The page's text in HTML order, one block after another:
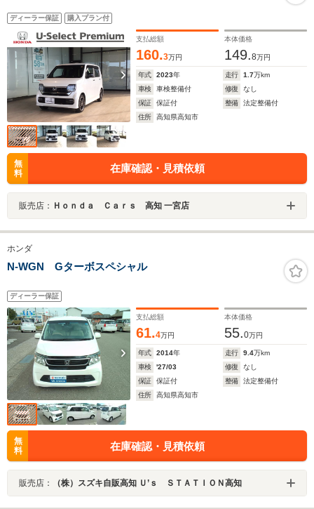
ディーラー保証 購入プラン付
支払総額
160.3万円
本体価格
149.8万円
年式 2023年 走行 1.7万km
車検
車検整備付 修復
なし
保証
保証付 整備
法定整備付
住所
高知県高知市
無
料
在庫確認・見積依頼
販売店： Ｈｏｎｄａ Ｃａｒｓ 高知 一宮店
ホンダ
N-WGN Gターボスペシャル
ディーラー保証
支払総額
61.4万円
本体価格
55.0万円
年式 2014年 走行 9.4万km
車検
'27/03 修復
なし
保証
保証付 整備
法定整備付
住所
高知県高知市
無
料
在庫確認・見積依頼
販売店： （株）スズキ自販高知 Ｕ’ｓ ＳＴＡＴＩＯＮ高知